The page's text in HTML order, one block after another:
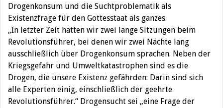
Drogenkonsum und die Suchtproblematik als
Existenzfrage für den Gottesstaat als ganzes.
„In letzter Zeit hatten wir zwei lange Sitzungen beim
Revolutionsführer, bei denen wir zwei Nächte lang
ausschließlich über Drogenkonsum sprachen. Neben der
Kriegsgefahr und Umweltkatastrophen sind es die
Drogen, die unsere Existenz gefährden: Darin sind sich
alle Experten einig, einschließlich der geehrte
Revolutionsführer.“ Drogensucht sei „eine Frage der